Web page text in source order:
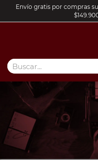
Envío gratis por compras